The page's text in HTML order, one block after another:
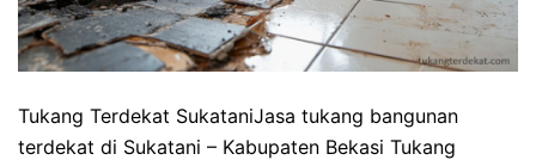
Tukang Terdekat SukataniJasa tukang bangunan
terdekat di Sukatani – Kabupaten Bekasi Tukang